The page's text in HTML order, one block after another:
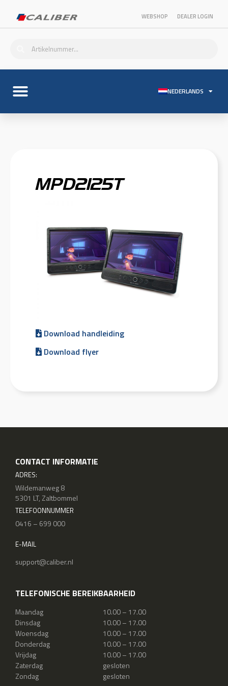
WEBSHOP DEALER LOGIN
NEDERLANDS
MPD2125T
Download handleiding
Download flyer
CONTACT INFORMATIE
ADRES:
Wildemanweg 8
5301 LT, Zaltbommel
TELEFOONNUMMER
0416 – 699 000
E-MAIL
support@caliber.nl
TELEFONISCHE BEREIKBAARHEID
Maandag
10.00 – 17.00
Dinsdag
10.00 – 17.00
Woensdag
10.00 – 17.00
Donderdag
10.00 – 17.00
Vrijdag
10.00 – 17.00
Zaterdag
gesloten
Zondag
gesloten